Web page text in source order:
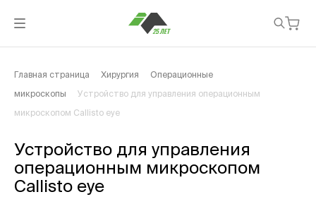
Главная страница Хирургия Операционные
микроскопы Устройство для управления операционным
микроскопом Callisto eye
Устройство для управления
операционным микроскопом
Callisto eye